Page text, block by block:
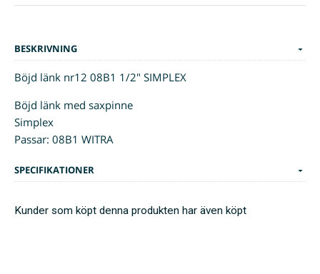
BESKRIVNING
Böjd länk nr12 08B1 1/2" SIMPLEX
Böjd länk med saxpinne
Simplex
Passar: 08B1 WITRA
SPECIFIKATIONER
Kunder som köpt denna produkten har även köpt